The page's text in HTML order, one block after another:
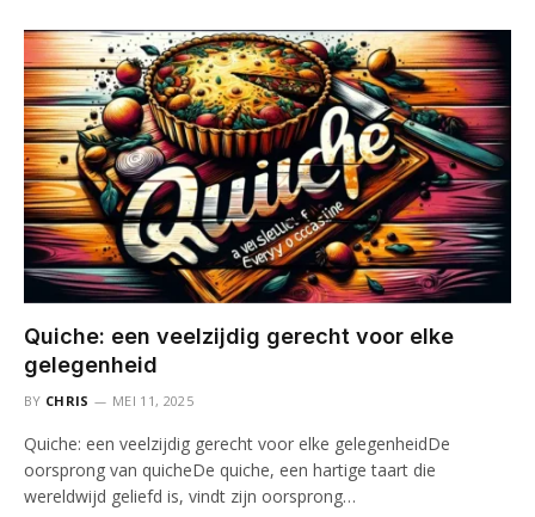
Quiche: een veelzijdig gerecht voor elke
gelegenheid
BY CHRIS MEI 11, 2025
Quiche: een veelzijdig gerecht voor elke gelegenheidDe
oorsprong van quicheDe quiche, een hartige taart die
wereldwijd geliefd is, vindt zijn oorsprong…